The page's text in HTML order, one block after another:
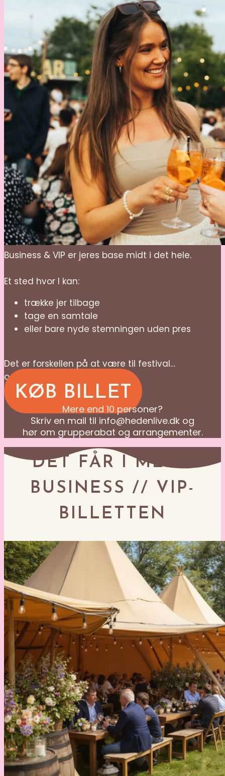
Business & VIP er jeres base midt i det hele.
Et sted hvor I kan:
trække jer tilbage
tage en samtale
eller bare nyde stemningen uden pres
Det er forskellen på at være til festival…
og at opleve den.
KØB BILLET
Mere end 10 personer?
Skriv en mail til info@hedenlive.dk og
hør om grupperabat og arrangementer.
DET FÅR I MED I
BUSINESS // VIP-
BILLETTEN